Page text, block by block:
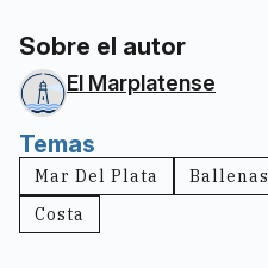
Sobre el autor
El Marplatense
Temas
Mar Del Plata Ballenas
Costa